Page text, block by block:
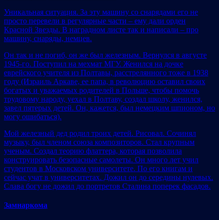
Уникальная ситуация. За эту машину со снарядами его не
просто перевели в регулярные части – ему дали орден
Красной Звезды. В наградном листе так и написали – про
машину, снаряды, немцев.
Он так и не погиб, он же был железным. Вернулся в августе
1945-го. Поступил на мехмат МГУ. Женился на дочке
еврейского учителя из Полтавы, расстрелянного тоже в 1938
году (Израиль Аркаве, ее папа, в революцию оставил своих
богатых и уважаемых родителей в Польше, чтобы помочь
трудовому народу, уехал в Полтаву, создал школу, женился,
завел пятерых детей. Он, кажется, был немецким шпионом, но
могу ошибаться).
Мой железный дед родил троих детей. Рисовал. Сочинял
музыку, был членом союза композиторов. Стал крупным
ученым. Создал теорию флаттера, которая позволила
конструировать безопасные самолеты. Он много лет учил
студентов в Московском университете. По его книгам и
сейчас учат в университетах. Дожил он до середины нулевых.
Слава богу не дожил до портретов Сталина поперек фасадов.
Замнаркома